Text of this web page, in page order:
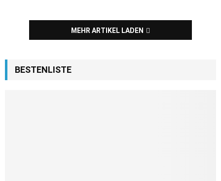
MEHR ARTIKEL LADEN
BESTENLISTE